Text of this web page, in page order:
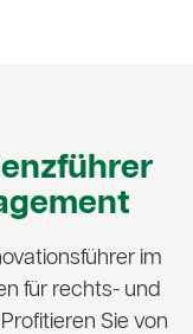
im
für rechts- und
Sie von